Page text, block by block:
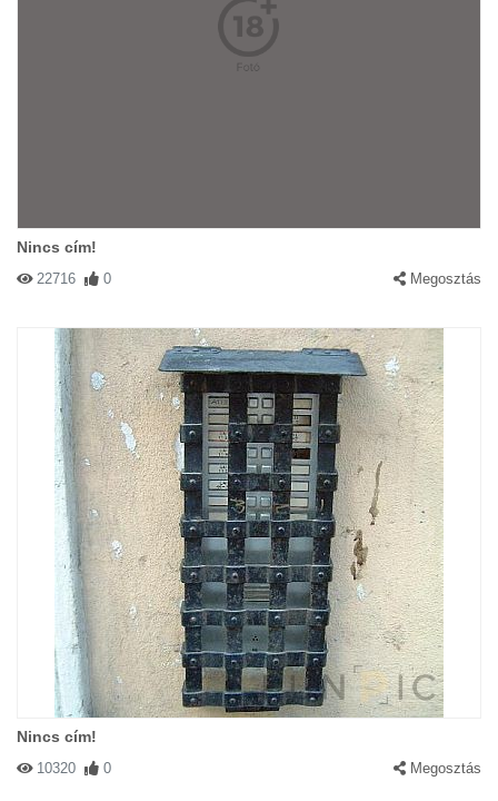
Nincs cím!
22716 0 Megosztás
Nincs cím!
10320 0 Megosztás